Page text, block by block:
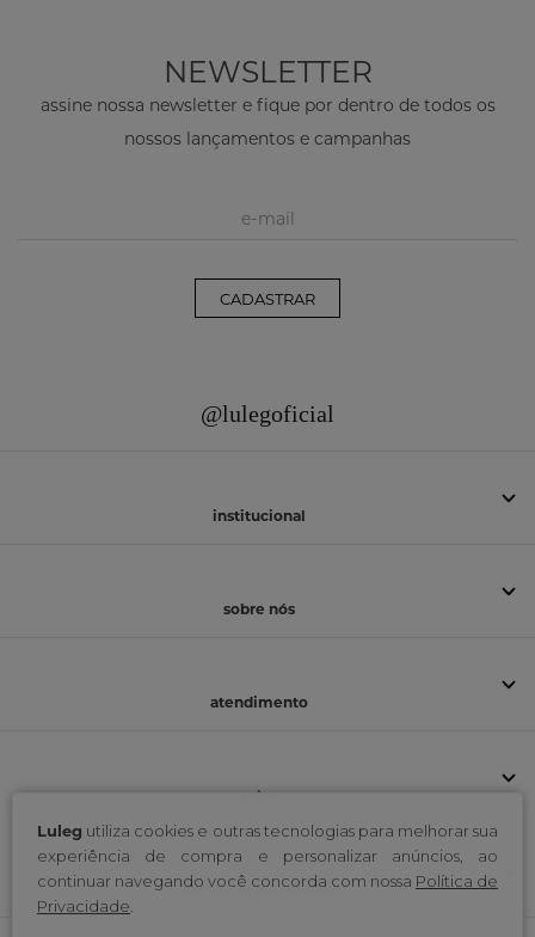
Luleg utiliza cookies e outras tecnologias para melhorar sua
experiência de compra e personalizar anúncios, ao
continuar navegando você concorda com nossa Política de
Privacidade
NEWSLETTER
assine nossa newsletter e fique por dentro de todos os
nossos lançamentos e campanhas
CADASTRAR
@lulegoficial
institucional
sobre nós
atendimento
selos
formas de pagamento